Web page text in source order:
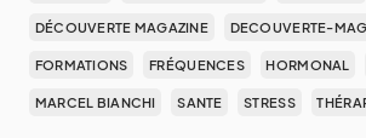
DÉCOUVERTE MAGAZINE DECOUVERTE-MAG
FORMATIONS FRÉQUENCES HORMONAL
MARCEL BIANCHI SANTE STRESS